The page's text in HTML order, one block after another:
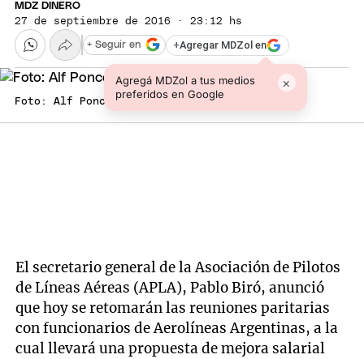
MDZ DINERO
27 de septiembre de 2016 · 23:12 hs
+Agregar MDZol en
Agregá MDZol a tus medios
preferidos en Google
×
+ Seguir en
Foto: Alf Ponce / MDZ
El secretario general de la Asociación de Pilotos
de Líneas Aéreas (APLA), Pablo Biró, anunció
que hoy se retomarán las reuniones paritarias
con funcionarios de Aerolíneas Argentinas, a la
cual llevará una propuesta de mejora salarial